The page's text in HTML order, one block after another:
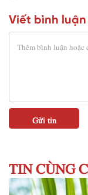
Viết bình luận
TIN CÙNG